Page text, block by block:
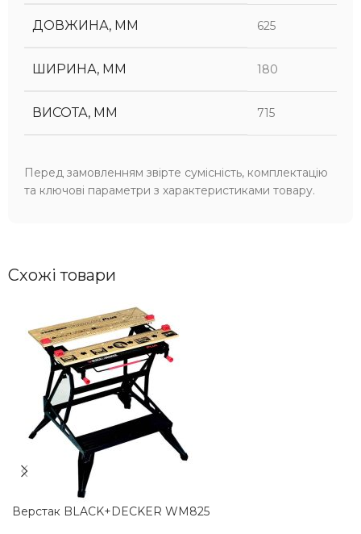
ДОВЖИНА, ММ 625
ШИРИНА, ММ 180
ВИСОТА, ММ 715
Перед замовленням звірте сумісність, комплектацію
та ключові параметри з характеристиками товару.
Схожі товари
Верстак BLACK+DECKER WM825